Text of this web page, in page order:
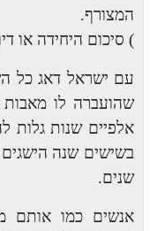
המצורף.
) סיכום היחידה או
עם ישראל דאג כל
שהועברה לו
אלפיים שנות גלות
בשישים שנה
שנים.
אנשים כמו אותם